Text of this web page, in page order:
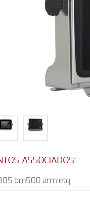
ASSOCIADOS:
bm500 arm etq